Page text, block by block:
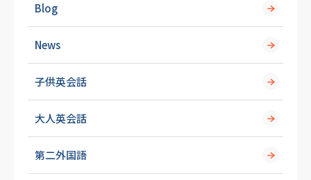
Blog
News
子供英会話
大人英会話
第二外国語